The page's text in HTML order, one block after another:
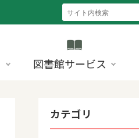
図書館サービス
カテゴリ